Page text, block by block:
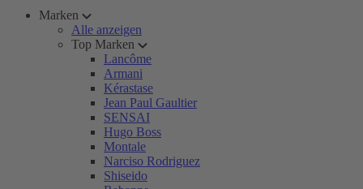
Marken
Alle anzeigen
Top Marken
Lancôme
Armani
Kérastase
Jean Paul Gaultier
SENSAI
Hugo Boss
Montale
Narciso Rodriguez
Shiseido